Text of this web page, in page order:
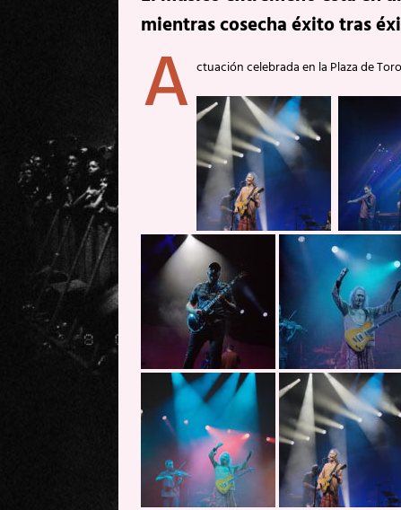
mientras cosecha éxito tras
A ctuación celebrada en la Plaza de